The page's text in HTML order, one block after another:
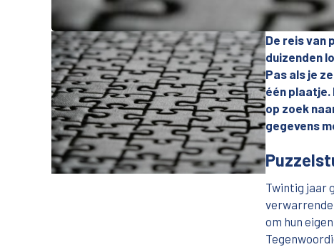
De reis van
duizenden
Pas als je
één plaatje.
op zoek
gegevens
Twintig jaar
om hun